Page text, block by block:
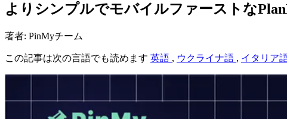
よりシンプルでモバイルファーストな
著者: PinMyチーム
この記事は次の言語でも読めます 英語 , ウクライナ語 , イタリア